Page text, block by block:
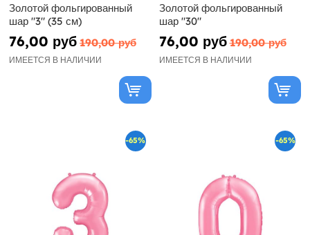
Золотой фольгированный
шар "3" (35 см)
76,00 руб 190,00 руб
ИМЕЕТСЯ В НАЛИЧИИ
Золотой фольгированный
шар "30"
76,00 руб 190,00 руб
ИМЕЕТСЯ В НАЛИЧИИ
-65% -65%